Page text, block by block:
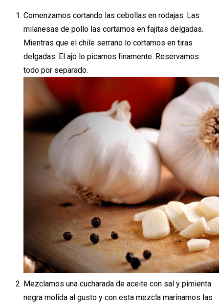
Comenzamos cortando las cebollas en rodajas. Las
milanesas de pollo las cortamos en fajitas delgadas.
Mientras que el chile serrano lo cortamos en tiras
delgadas. El ajo lo picamos finamente. Reservamos
todo por separado.
Mezclamos una cucharada de aceite con sal y pimienta
negra molida al gusto y con esta mezcla marinamos las